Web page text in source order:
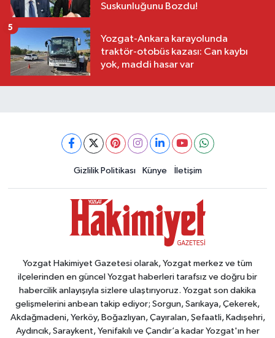
Suskunluğunu Bozdu!
Yozgat-Ankara karayolunda
traktör-otobüs kazası: Can kaybı
yok, maddi hasar var
5
Gizlilik Politikası Künye İletişim
Yozgat Hakimiyet Gazetesi olarak, Yozgat merkez ve tüm
ilçelerinden en güncel Yozgat haberleri tarafsız ve doğru bir
habercilik anlayışıyla sizlere ulaştırıyoruz. Yozgat son dakika
gelişmelerini anbean takip ediyor; Sorgun, Sarıkaya, Çekerek,
Akdağmadeni, Yerköy, Boğazlıyan, Çayıralan, Şefaatli, Kadışehri,
Aydıncık, Saraykent, Yenifakılı ve Çandır’a kadar Yozgat'ın her